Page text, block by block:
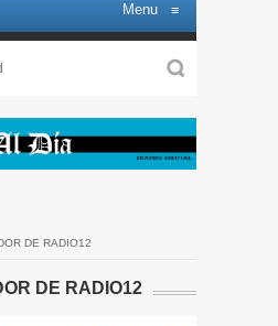
Menu ≡
DE RADIO12
DE RADIO12